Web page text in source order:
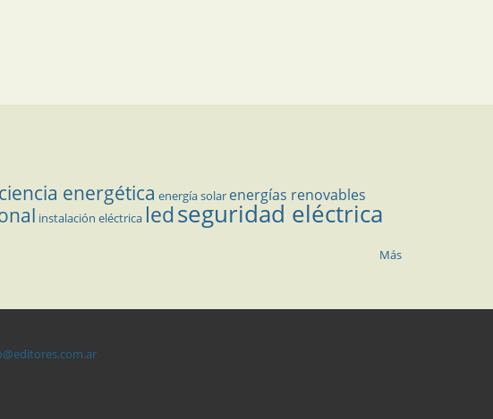
energética energía solar energías renovables
instalación eléctrica ledseguridad eléctrica
Más